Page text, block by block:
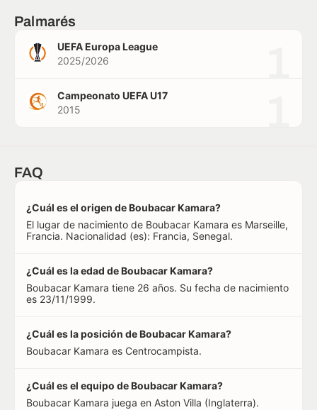
Palmarés
UEFA Europa League
2025/2026
Campeonato UEFA U17
2015
FAQ
¿Cuál es el origen de Boubacar Kamara?
El lugar de nacimiento de Boubacar Kamara es Marseille,
Francia. Nacionalidad (es): Francia, Senegal.
¿Cuál es la edad de Boubacar Kamara?
Boubacar Kamara tiene 26 años. Su fecha de nacimiento
es 23/11/1999.
¿Cuál es la posición de Boubacar Kamara?
Boubacar Kamara es Centrocampista.
¿Cuál es el equipo de Boubacar Kamara?
Boubacar Kamara juega en Aston Villa (Inglaterra).